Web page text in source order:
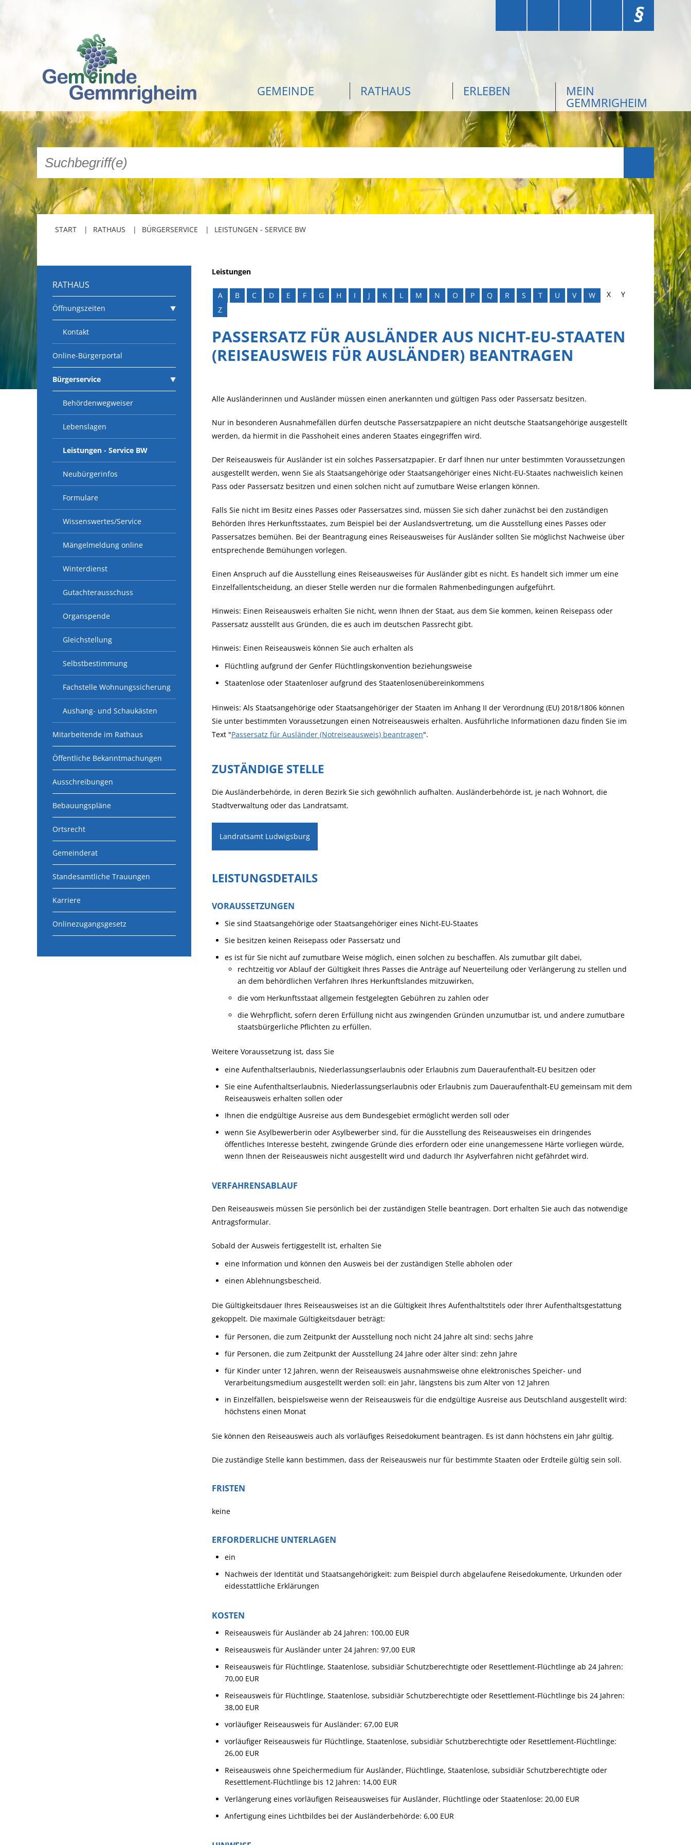
§
GEMEINDE RATHAUS ERLEBEN MEIN
GEMMRIGHEIM
START RATHAUS BÜRGERSERVICE LEISTUNGEN - SERVICE BW
RATHAUS
Öffnungszeiten
Kontakt
Online-Bürgerportal
Bürgerservice
Behördenwegweiser
Lebenslagen
Leistungen - Service BW
Neubürgerinfos
Formulare
Wissenswertes/Service
Mängelmeldung online
Winterdienst
Gutachterausschuss
Organspende
Gleichstellung
Selbstbestimmung
Fachstelle Wohnungssicherung
Aushang- und Schaukästen
Mitarbeitende im Rathaus
Öffentliche Bekanntmachungen
Ausschreibungen
Bebauungspläne
Ortsrecht
Gemeinderat
Standesamtliche Trauungen
Karriere
Onlinezugangsgesetz
Leistungen
A B C D E F G H I J K L M N O P Q R S T U V W X
Y
Z
PASSERSATZ FÜR AUSLÄNDER AUS NICHT-EU-STAATEN
(REISEAUSWEIS FÜR AUSLÄNDER) BEANTRAGEN
Alle Ausländerinnen und Ausländer müssen einen anerkannten und gültigen Pass oder Passersatz besitzen.
Nur in besonderen Ausnahmefällen dürfen deutsche Passersatzpapiere an nicht deutsche Staatsangehörige ausgestellt
werden, da hiermit in die Passhoheit eines anderen Staates eingegriffen wird.
Der Reiseausweis für Ausländer ist ein solches Passersatzpapier. Er darf Ihnen nur unter bestimmten Voraussetzungen
ausgestellt werden, wenn Sie als Staatsangehörige oder Staatsangehöriger eines Nicht-EU-Staates nachweislich keinen
Pass oder Passersatz besitzen und einen solchen nicht auf zumutbare Weise erlangen können.
Falls Sie nicht im Besitz eines Passes oder Passersatzes sind, müssen Sie sich daher zunächst bei den zuständigen
Behörden Ihres Herkunftsstaates, zum Beispiel bei der Auslandsvertretung, um die Ausstellung eines Passes oder
Passersatzes bemühen. Bei der Beantragung eines Reiseausweises für Ausländer sollten Sie möglichst Nachweise über
entsprechende Bemühungen vorlegen.
Einen Anspruch auf die Ausstellung eines Reiseausweises für Ausländer gibt es nicht. Es handelt sich immer um eine
Einzelfallentscheidung, an dieser Stelle werden nur die formalen Rahmenbedingungen aufgeführt.
Hinweis: Einen Reiseausweis erhalten Sie nicht, wenn Ihnen der Staat, aus dem Sie kommen, keinen Reisepass oder
Passersatz ausstellt aus Gründen, die es auch im deutschen Passrecht gibt.
Hinweis: Einen Reiseausweis können Sie auch erhalten als
Flüchtlingaufgrund der Genfer Flüchtlingskonvention beziehungsweise
Staatenlose oder Staatenloser aufgrund des Staatenlosenübereinkommens
Hinweis: Als Staatsangehörige oder Staatsangehöriger der Staaten im Anhang II der Verordnung (EU) 2018/1806 können
Sie unter bestimmten Voraussetzungen einen Notreiseausweis erhalten. Ausführliche Informationen dazu finden Sie im
Text "Passersatz für Ausländer (Notreiseausweis) beantragen".
ZUSTÄNDIGE STELLE
Die Ausländerbehörde, in deren Bezirk Sie sich gewöhnlich aufhalten. Ausländerbehörde ist, je nach Wohnort, die
Stadtverwaltung oder das Landratsamt.
Landratsamt Ludwigsburg
LEISTUNGSDETAILS
VORAUSSETZUNGEN
Sie sind Staatsangehörige oder Staatsangehöriger eines Nicht-EU-Staates
Sie besitzen keinen Reisepass oder Passersatz und
es ist für Sie nicht auf zumutbare Weise möglich, einen solchen zu beschaffen. Als zumutbar gilt dabei,
rechtzeitig vor Ablauf der Gültigkeit Ihres Passes die Anträge auf Neuerteilung oder Verlängerung zu stellen und
an dem behördlichen Verfahren Ihres Herkunftslandes mitzuwirken,
die vom Herkunftsstaat allgemein festgelegten Gebühren zu zahlen oder
die Wehrpflicht, sofern deren Erfüllung nicht aus zwingenden Gründen unzumutbar ist, und andere zumutbare
staatsbürgerliche Pflichten zu erfüllen.
Weitere Voraussetzung ist, dass Sie
eine Aufenthaltserlaubnis, Niederlassungserlaubnis oder Erlaubnis zum Daueraufenthalt-EU besitzen oder
Sie eine Aufenthaltserlaubnis, Niederlassungserlaubnis oder Erlaubnis zum Daueraufenthalt-EU gemeinsam mit dem
Reiseausweis erhalten sollen oder
Ihnen die endgültige Ausreise aus dem Bundesgebiet ermöglicht werden soll oder
wenn Sie Asylbewerberin oder Asylbewerber sind, für die Ausstellung des Reiseausweises ein dringendes
öffentliches Interesse besteht, zwingende Gründe dies erfordern oder eine unangemessene Härte vorliegen würde,
wenn Ihnen der Reiseausweis nicht ausgestellt wird und dadurch Ihr Asylverfahren nicht gefährdet wird.
VERFAHRENSABLAUF
Den Reiseausweis müssen Sie persönlich bei der zuständigen Stelle beantragen. Dort erhalten Sie auch das notwendige
Antragsformular.
Sobald der Ausweis fertiggestellt ist, erhalten Sie
eine Information und können den Ausweis bei der zuständigen Stelle abholen oder
einen Ablehnungsbescheid.
Die Gültigkeitsdauer Ihres Reiseausweises ist an die Gültigkeit Ihres Aufenthaltstitels oder Ihrer Aufenthaltsgestattung
gekoppelt. Die maximale Gültigkeitsdauer beträgt:
für Personen, die zum Zeitpunkt der Ausstellung noch nicht 24 Jahre alt sind: sechs Jahre
für Personen, die zum Zeitpunkt der Ausstellung 24 Jahre oder älter sind: zehn Jahre
für Kinder unter 12 Jahren, wenn der Reiseausweis ausnahmsweiseohne elektronisches Speicher- und
Verarbeitungsmedium ausgestellt werden soll: ein Jahr, längstens bis zum Alter von 12 Jahren
in Einzelfällen, beispielsweise wenn der Reiseausweis für die endgültige Ausreise aus Deutschland ausgestellt wird:
höchstens einen Monat
Sie können den Reiseausweis auch als vorläufiges Reisedokument beantragen. Es ist dann höchstens ein Jahr gültig.
Die zuständige Stelle kann bestimmen, dass der Reiseausweis nur für bestimmte Staaten oder Erdteile gültig sein soll.
FRISTEN
keine
ERFORDERLICHE UNTERLAGEN
ein
Nachweis der Identität und Staatsangehörigkeit: zum Beispiel durch abgelaufene Reisedokumente, Urkunden oder
eidesstattliche Erklärungen
KOSTEN
Reiseausweis für Ausländer ab 24 Jahren: 100,00 EUR
Reiseausweis für Ausländer unter 24 Jahren: 97,00 EUR
Reiseausweis für Flüchtlinge, Staatenlose, subsidiär Schutzberechtigte oder Resettlement-Flüchtlinge ab 24 Jahren:
70,00 EUR
Reiseausweis für Flüchtlinge, Staatenlose, subsidiär Schutzberechtigte oder Resettlement-Flüchtlinge bis 24 Jahren:
38,00 EUR
vorläufiger Reiseausweis für Ausländer: 67,00 EUR
vorläufiger Reiseausweis für Flüchtlinge, Staatenlose, subsidiär Schutzberechtigte oder Resettlement-Flüchtlinge:
26,00 EUR
Reiseausweis ohne Speichermedium für Ausländer, Flüchtlinge, Staatenlose, subsidiär Schutzberechtigte oder
Resettlement-Flüchtlinge bis 12 Jahren: 14,00 EUR
Verlängerung eines vorläufigen Reiseausweises für Ausländer, Flüchtlinge oder Staatenlose: 20,00 EUR
Anfertigung eines Lichtbildes bei der Ausländerbehörde: 6,00 EUR